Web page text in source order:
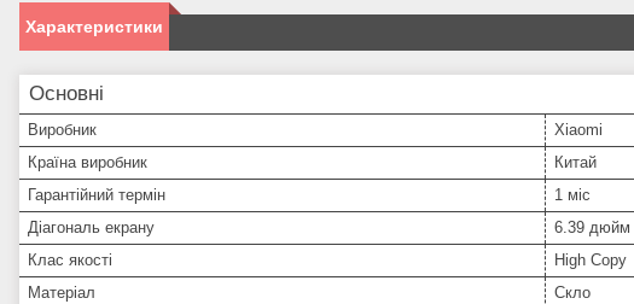
Характеристики
Основні
Виробник
Xiaomi
Країна виробник
Китай
Гарантійний термін
1 міс
Діагональ екрану
6.39 дюйм
Клас якості
High Copy
Матеріал
Скло